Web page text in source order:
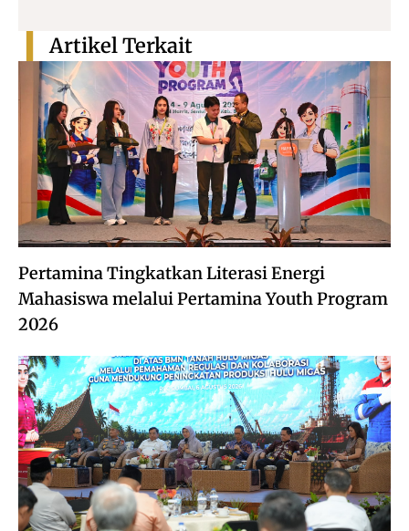
Pertamina Tingkatkan Literasi Energi
Mahasiswa melalui Pertamina Youth Program
2026
Artikel Terkait